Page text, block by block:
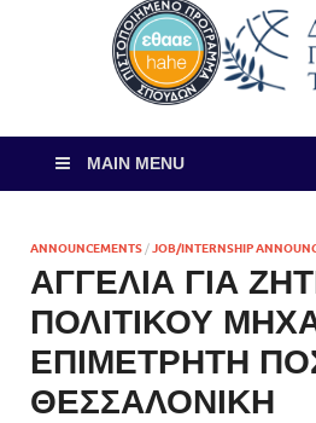
MAIN MENU
ANNOUNCEMENTS /JOB/INTERNSHIP
ΑΓΓΕΛΙΑ ΓΙΑ
ΠΟΛΙΤΙΚΟΥ
ΕΠΙΜΕΤΡΗΤΗ
ΘΕΣΣΑΛΟΝΙΚΗ